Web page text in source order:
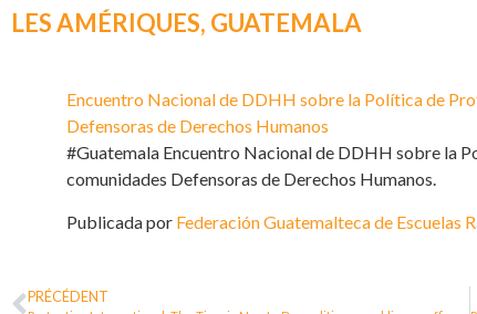
LES AMÉRIQUES, GUATEMALA
Encuentro Nacional de DDHH sobre la Política de
Defensoras de Derechos Humanos
#Guatemala Encuentro Nacional de DDHH sobre la
comunidades Defensoras de Derechos Humanos.
Publicada por Federación Guatemalteca de Escuelas
PRÉCÉDENT